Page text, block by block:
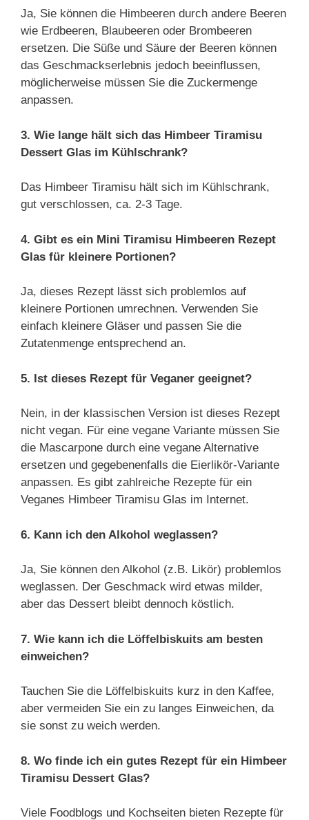
Ja, Sie können die Himbeeren durch andere Beeren
wie Erdbeeren, Blaubeeren oder Brombeeren
ersetzen. Die Süße und Säure der Beeren können
das Geschmackserlebnis jedoch beeinflussen,
möglicherweise müssen Sie die Zuckermenge
anpassen.
3. Wie lange hält sich das Himbeer Tiramisu
Dessert Glas im Kühlschrank?
Das Himbeer Tiramisu hält sich im Kühlschrank,
gut verschlossen, ca. 2-3 Tage.
4. Gibt es ein Mini Tiramisu Himbeeren Rezept
Glas für kleinere Portionen?
Ja, dieses Rezept lässt sich problemlos auf
kleinere Portionen umrechnen. Verwenden Sie
einfach kleinere Gläser und passen Sie die
Zutatenmenge entsprechend an.
5. Ist dieses Rezept für Veganer geeignet?
Nein, in der klassischen Version ist dieses Rezept
nicht vegan. Für eine vegane Variante müssen Sie
die Mascarpone durch eine vegane Alternative
ersetzen und gegebenenfalls die Eierlikör-Variante
anpassen. Es gibt zahlreiche Rezepte für ein
Veganes Himbeer Tiramisu Glas im Internet.
6. Kann ich den Alkohol weglassen?
Ja, Sie können den Alkohol (z.B. Likör) problemlos
weglassen. Der Geschmack wird etwas milder,
aber das Dessert bleibt dennoch köstlich.
7. Wie kann ich die Löffelbiskuits am besten
einweichen?
Tauchen Sie die Löffelbiskuits kurz in den Kaffee,
aber vermeiden Sie ein zu langes Einweichen, da
sie sonst zu weich werden.
8. Wo finde ich ein gutes Rezept für ein Himbeer
Tiramisu Dessert Glas?
Viele Foodblogs und Kochseiten bieten Rezepte für